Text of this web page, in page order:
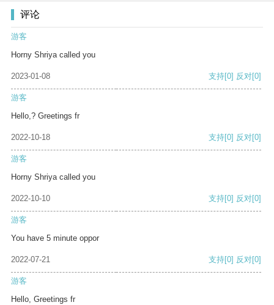
评论
游客
Horny Shriya called you
2023-01-08 支持[0] 反对[0]
游客
Hello,? Greetings fr
2022-10-18 支持[0] 反对[0]
游客
Horny Shriya called you
2022-10-10 支持[0] 反对[0]
游客
You have 5 minute oppor
2022-07-21 支持[0] 反对[0]
游客
Hello, Greetings fr